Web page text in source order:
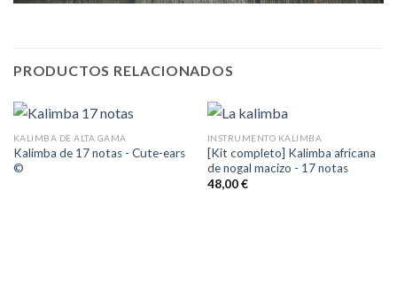
PRODUCTOS RELACIONADOS
KALIMBA DE ALTA GAMA
Kalimba de 17 notas - Cute-ears
©
INSTRUMENTO KALIMBA
[Kit completo] Kalimba africana
de nogal macizo - 17 notas
48,00€